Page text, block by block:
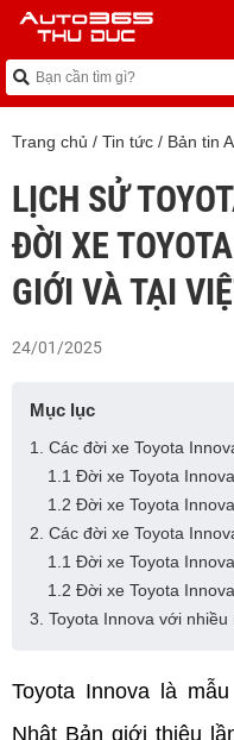
Trang chủ / Tin tức / Bản tin
LỊCH SỬ
ĐỜI XE
GIỚI VÀ TẠI
24/01/2025
Mục lục
1. Các đời xe Toyota
1.1 Đời xe Toyota
1.2 Đời xe Toyota
2. Các đời xe Toyota
1.1 Đời xe Toyota
1.2 Đời xe Toyota
3. Toyota Innova với
Toyota Innova là
Nhật Bản giới thiệu